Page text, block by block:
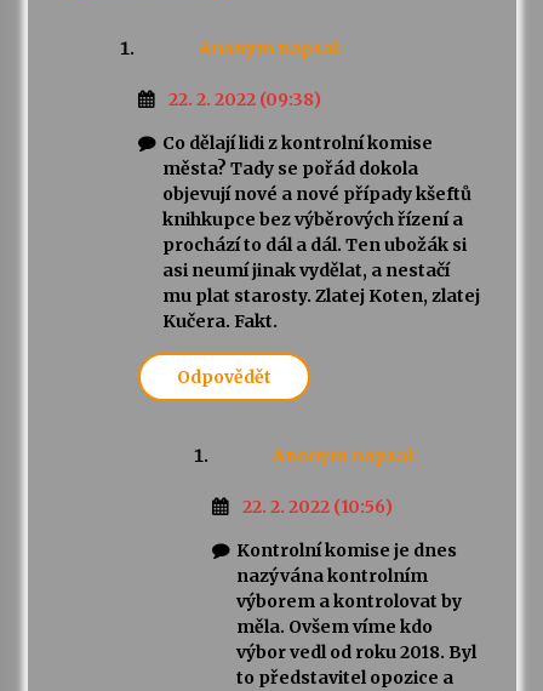
Anonym napsal:
22. 2. 2022 (09:38)
Co dělají lidi z kontrolní komise
města? Tady se pořád dokola
objevují nové a nové případy kšeftů
knihkupce bez výběrových řízení a
prochází to dál a dál. Ten ubožák si
asi neumí jinak vydělat, a nestačí
mu plat starosty. Zlatej Koten, zlatej
Kučera. Fakt.
Odpovědět
Anonym napsal:
22. 2. 2022 (10:56)
Kontrolní komise je dnes
nazývána kontrolním
výborem a kontrolovat by
měla. Ovšem víme kdo
výbor vedl od roku 2018. Byl
to představitel opozice a